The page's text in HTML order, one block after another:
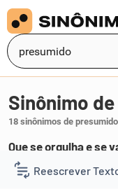
Reescrever
Sinônimo
18 sinônimos de presumido
Que se orgulha e se
1 ufano,esnobe,